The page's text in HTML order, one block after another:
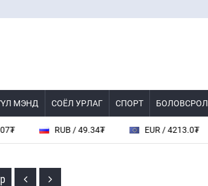
МЭНД СОЁЛ УРЛАГ СПОРТ БОЛОВСРОЛ
RUB / 49.34₮ EUR / 4213.0₮